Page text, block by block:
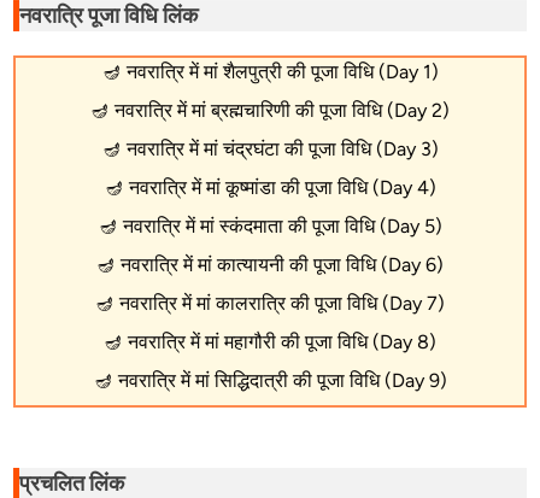
नवरात्रि पूजा विधि लिंक
🪔 नवरात्रि में मां शैलपुत्री की पूजा विधि (Day 1)
🪔 नवरात्रि में मां ब्रह्मचारिणी की पूजा विधि (Day 2)
🪔 नवरात्रि में मां चंद्रघंटा की पूजा विधि (Day 3)
🪔 नवरात्रि में मां कूष्मांडा की पूजा विधि (Day 4)
🪔 नवरात्रि में मां स्कंदमाता की पूजा विधि (Day 5)
🪔 नवरात्रि में मां कात्यायनी की पूजा विधि (Day 6)
🪔 नवरात्रि में मां कालरात्रि की पूजा विधि (Day 7)
🪔 नवरात्रि में मां महागौरी की पूजा विधि (Day 8)
🪔 नवरात्रि में मां सिद्धिदात्री की पूजा विधि (Day 9)
प्रचलित लिंक